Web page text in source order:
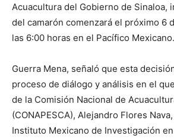
Acuacultura del Gobierno de Sinaloa,
del camarón comenzará el próximo 6
las 6:00 horas en el Pacífico Mexicano.
Guerra Mena, señaló que esta
proceso de diálogo y análisis en el
de la Comisión Nacional de
(CONAPESCA), Alejandro Flores
Instituto Mexicano de Investigación